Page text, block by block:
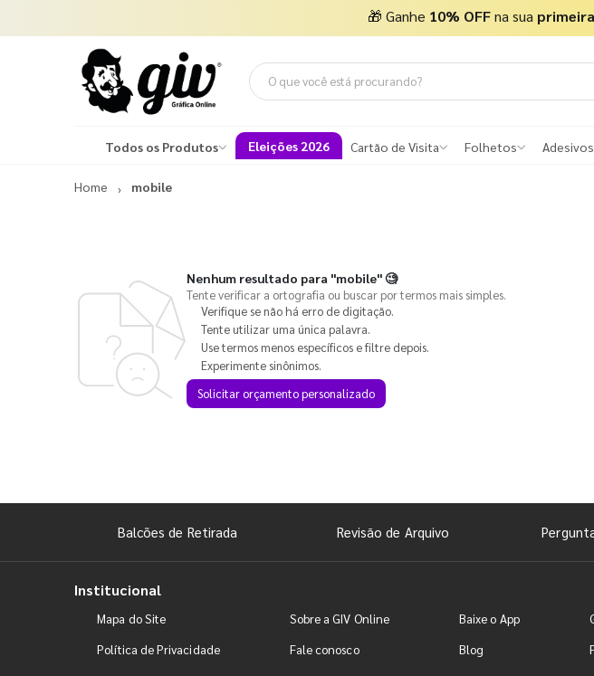
🎁 Ganhe 10% OFFna sua
Todos os Produtos Eleições 2026 Cartão de Visita Folhetos Adesivos
Home mobile
Nenhum resultado para "mobile"🧐
Tente verificar a ortografia ou buscar por termos mais simples.
Verifique se não há erro de digitação.
Tente utilizar uma única palavra.
Use termos menos específicos e filtre depois.
Experimente sinônimos.
Solicitar orçamento personalizado
Balcões de Retirada Revisão de Arquivo
Institucional
Mapa do Site Sobre a GIV Online Baixe o App
Política de Privacidade
Fale conosco Blog